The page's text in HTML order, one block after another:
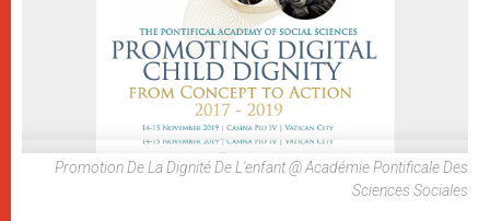
Promotion De La Dignité De L'enfant @ Académie Pontificale Des
Sciences Sociales